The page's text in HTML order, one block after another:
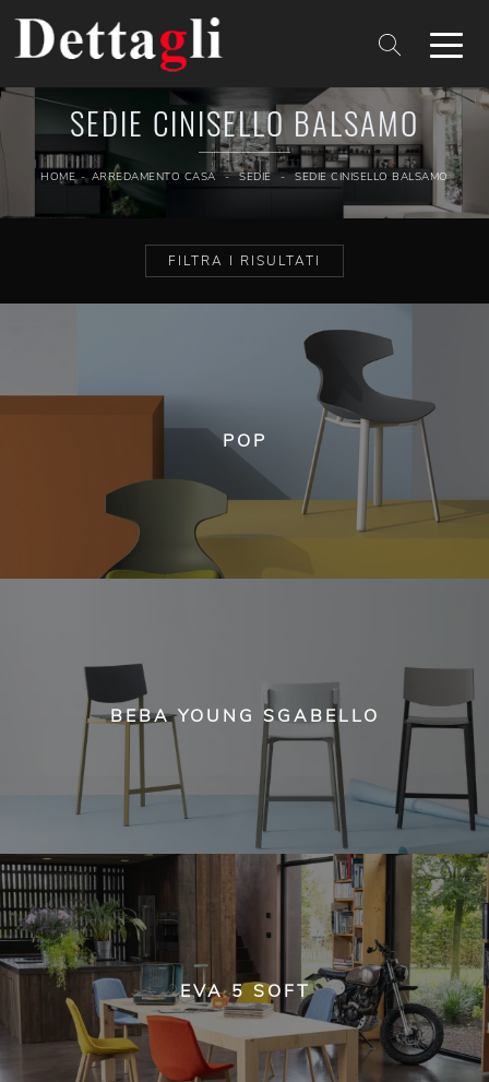
SEDIE CINISELLO BALSAMO
HOME - ARREDAMENTO CASA - SEDIE - SEDIE CINISELLO BALSAMO
FILTRA I RISULTATI
POP
BEBA YOUNG SGABELLO
EVA 5 SOFT